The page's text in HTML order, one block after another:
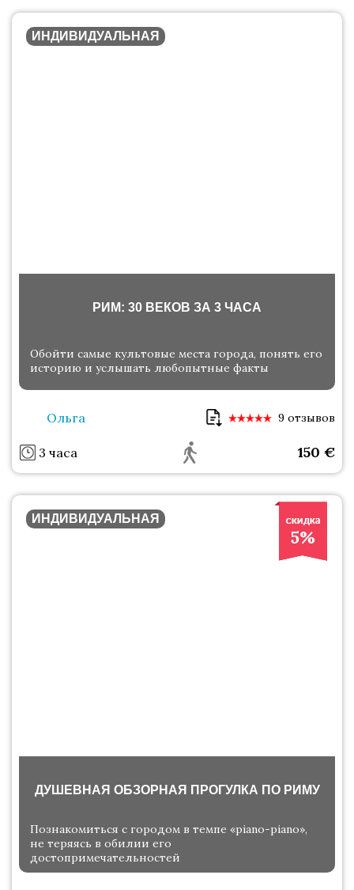
ИНДИВИДУАЛЬНАЯ
РИМ: 30 ВЕКОВ ЗА 3 ЧАСА
Обойти самые культовые места города, понять его
историю и услышать любопытные факты
Ольга 9 отзывов
3 часа 150 €
5%
ИНДИВИДУАЛЬНАЯ
ДУШЕВНАЯ ОБЗОРНАЯ ПРОГУЛКА ПО РИМУ
Познакомиться с городом в темпе «piano-piano»,
не теряясь в обилии его
достопримечательностей